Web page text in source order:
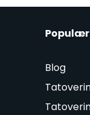
Populær
Blog